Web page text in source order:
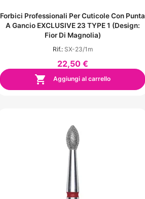
Forbici Professionali Per Cuticole Con Punta
A Gancio EXCLUSIVE 23 TYPE 1 (Design:
Fior Di Magnolia)
Rif.: SX-23/1m
22,50 €
 Aggiungi al carrello